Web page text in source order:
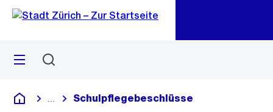
Navigation
Sprunglink
Menü
Deutsch
Blende alle Breadcrumbs ein
Schulpflegebeschlüsse